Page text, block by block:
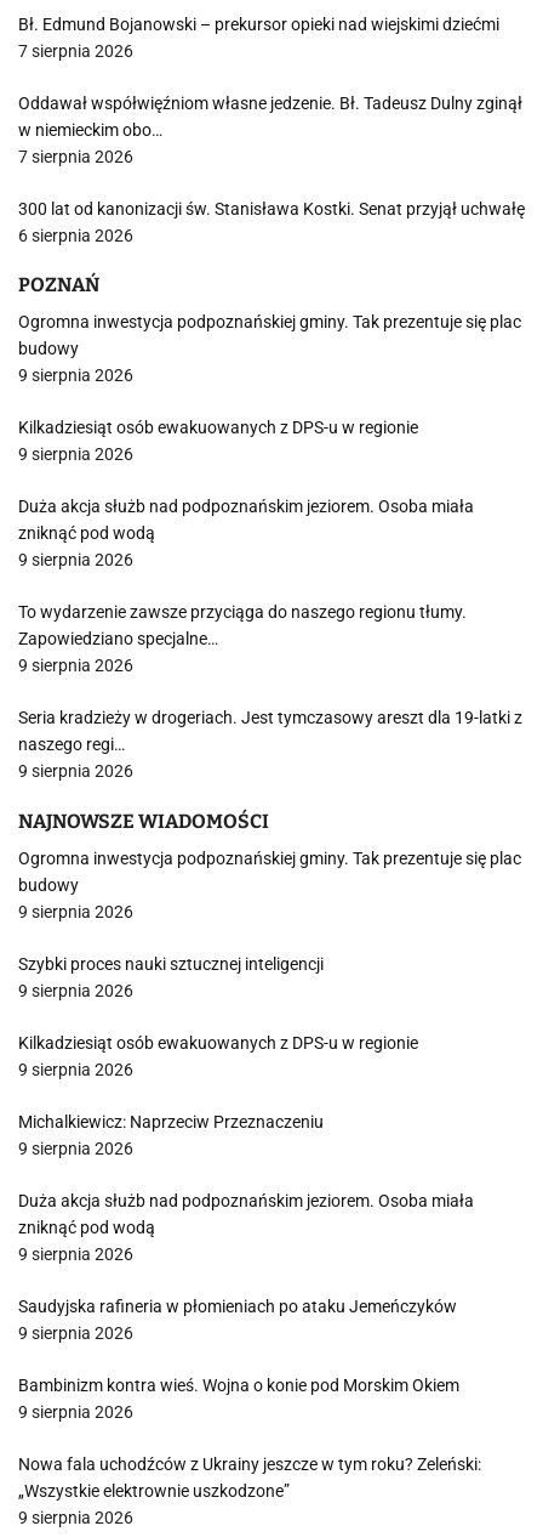
Bł. Edmund Bojanowski – prekursor opieki nad wiejskimi dziećmi
7 sierpnia 2026
Oddawał współwięźniom własne jedzenie. Bł. Tadeusz Dulny zginął
w niemieckim obo…
7 sierpnia 2026
300 lat od kanonizacji św. Stanisława Kostki. Senat przyjął uchwałę
6 sierpnia 2026
POZNAŃ
Ogromna inwestycja podpoznańskiej gminy. Tak prezentuje się plac
budowy
9 sierpnia 2026
Kilkadziesiąt osób ewakuowanych z DPS-u w regionie
9 sierpnia 2026
Duża akcja służb nad podpoznańskim jeziorem. Osoba miała
zniknąć pod wodą
9 sierpnia 2026
To wydarzenie zawsze przyciąga do naszego regionu tłumy.
Zapowiedziano specjalne…
9 sierpnia 2026
Seria kradzieży w drogeriach. Jest tymczasowy areszt dla 19-latki z
naszego regi…
9 sierpnia 2026
NAJNOWSZE WIADOMOŚCI
Ogromna inwestycja podpoznańskiej gminy. Tak prezentuje się plac
budowy
9 sierpnia 2026
Szybki proces nauki sztucznej inteligencji
9 sierpnia 2026
Kilkadziesiąt osób ewakuowanych z DPS-u w regionie
9 sierpnia 2026
Michalkiewicz: Naprzeciw Przeznaczeniu
9 sierpnia 2026
Duża akcja służb nad podpoznańskim jeziorem. Osoba miała
zniknąć pod wodą
9 sierpnia 2026
Saudyjska rafineria w płomieniach po ataku Jemeńczyków
9 sierpnia 2026
Bambinizm kontra wieś. Wojna o konie pod Morskim Okiem
9 sierpnia 2026
Nowa fala uchodźców z Ukrainy jeszcze w tym roku? Zeleński:
„Wszystkie elektrownie uszkodzone”
9 sierpnia 2026